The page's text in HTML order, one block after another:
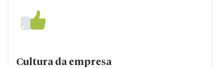
Cultura da empresa